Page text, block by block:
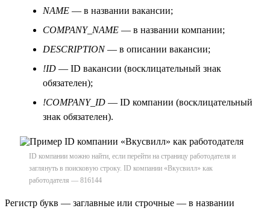
NAME — в названии вакансии;
COMPANY_NAME — в названии компании;
DESCRIPTION— в описании вакансии;
!ID — ID вакансии (восклицательный знак
обязателен);
!COMPANY_ID — ID компании (восклицательный
знак обязателен).
ID компании можно найти, если перейти на страницу работодателя и
заглянуть в поисковую строку. ID компании «Вкусвилл» как
работодателя — 816144
Регистр букв — заглавные или строчные — в названии